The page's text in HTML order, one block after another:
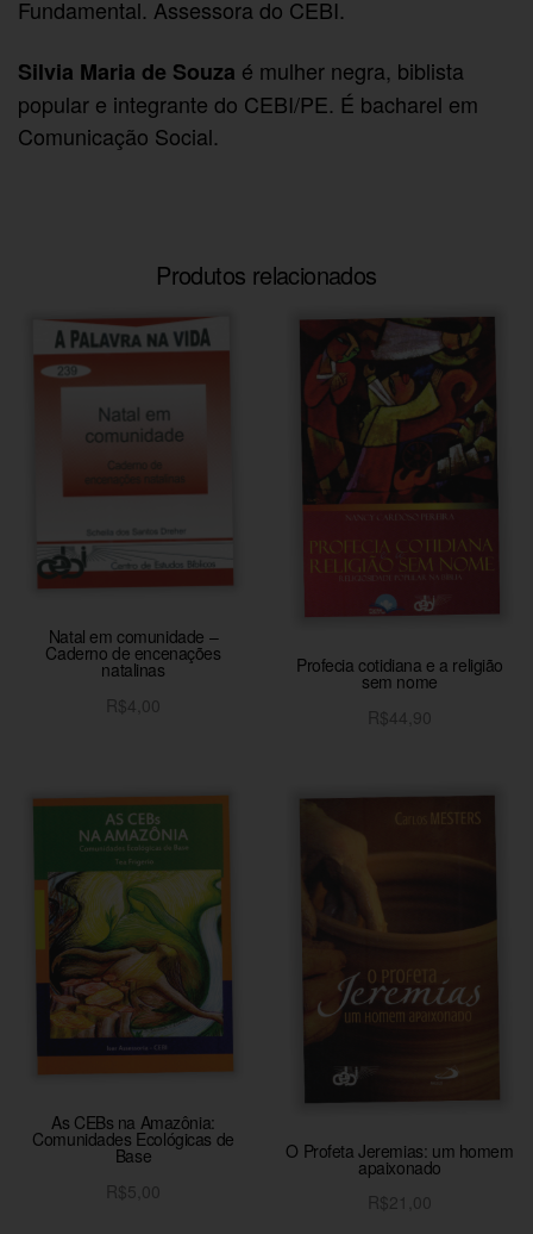
Fundamental. Assessora do CEBI.
Silvia Maria de Souza é mulher negra, biblista
popular e integrante do CEBI/PE. É bacharel em
Comunicação Social.
Produtos relacionados
Natal em comunidade –
Caderno de encenações
natalinas
R$4,00
Profecia cotidiana e a religião
sem nome
R$44,90
As CEBs na Amazônia:
Comunidades Ecológicas de
Base
R$5,00
O Profeta Jeremias: um homem
apaixonado
R$21,00